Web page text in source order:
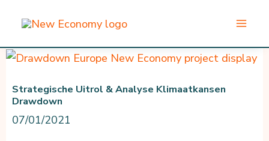
de
inhoud
Strategische Uitrol & Analyse Klimaatkansen
Drawdown
07/01/2021